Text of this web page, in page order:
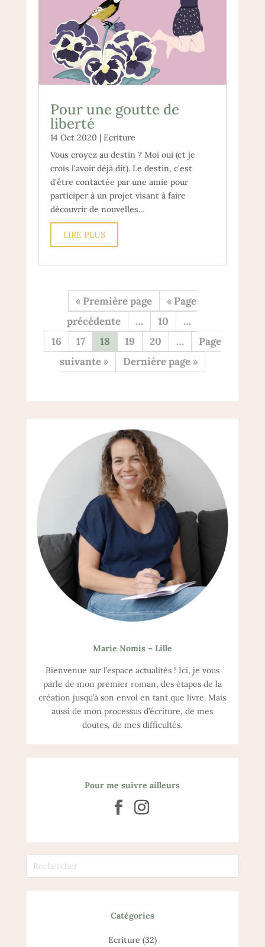
Pour une goutte de
liberté
14 Oct 2020 | Ecriture
Vous croyez au destin ? Moi oui (et je
crois l'avoir déjà dit). Le destin, c'est
d'être contactée par une amie pour
participer à un projet visant à faire
découvrir de nouvelles...
LIRE PLUS
« Première page
«
…
10
…
16
17 18 19 20
…
»
Dernière page »
Marie Nomis – Lille
Bienvenue sur l’espace actualités ! Ici, je vous
parle de mon premier roman, des étapes de la
création jusqu’à son envol en tant que livre. Mais
aussi de mon processus d’écriture, de mes
doutes, de mes difficultés.
Pour me suivre ailleurs
Catégories
Ecriture (32)